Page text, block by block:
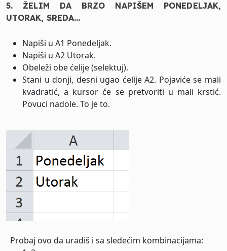
5. ŽELIM DA BRZO NAPIŠEM PONEDELJAK,
UTORAK, SREDA...
Napiši u A1 Ponedeljak.
Napiši u A2 Utorak.
Obeleži obe ćelije (selektuj).
Stani u donji, desni ugao ćelije A2. Pojaviće se mali
kvadratić, a kursor će se pretvoriti u mali krstić.
Povuci nadole. To je to.
Probaj ovo da uradiš i sa sledećim kombinacijama: